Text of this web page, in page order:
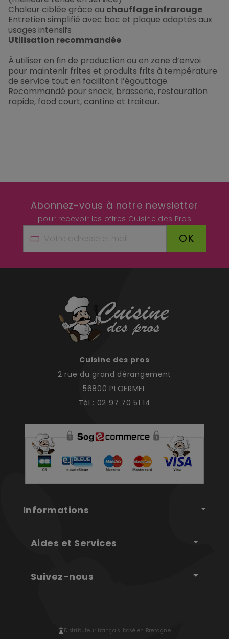
Chaleur ciblée grâce au chauffage infrarouge
Entretien simplifié avec bac et plaque adaptés aux
usages intensifs
Utilisation recommandée
À utiliser en fin de production ou en zone d’envoi
pour maintenir frites et produits frits à température
de service tout en facilitant l’égouttage.
Recommandé pour snack, brasserie, restauration
rapide, food court, cantine et traiteur.
Abonnez-vous à notre newsletter
pour recevoir les offres Cuisine des Pros
OK
Cuisine des pros
2 rue du grand dérangement
56800 PLOERMEL
Tél : 02 97 70 51 14
Informations
Aides et Services
Suivez-nous
Distributeur français, basé en Bretagne